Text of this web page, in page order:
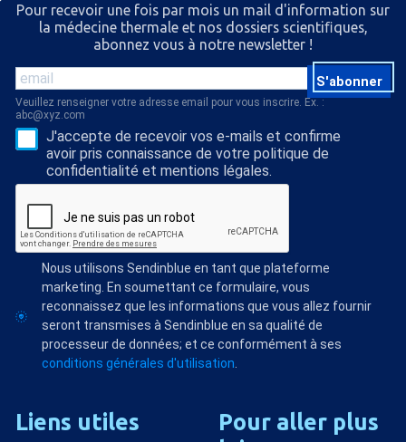
Pour recevoir une fois par mois un mail d'information sur
la médecine thermale et nos dossiers scientiﬁques,
abonnez vous à notre newsletter !
S'abonner
Veuillez renseigner votre adresse email pour vous inscrire. Ex. :
abc@xyz.com
J'accepte de recevoir vos e-mails et confirme
avoir pris connaissance de votre politique de
confidentialité et mentions légales.
Nous utilisons Sendinblue en tant que plateforme
marketing. En soumettant ce formulaire, vous
reconnaissez que les informations que vous allez fournir
seront transmises à Sendinblue en sa qualité de
processeur de données; et ce conformément à ses
conditions générales d'utilisation
Liens utiles Pour aller plus